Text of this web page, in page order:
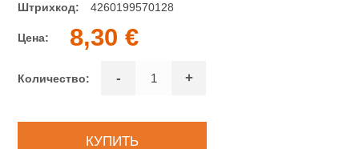
Штрихкод:
4260199570128
Цена: 8,30 €
Количество: - +